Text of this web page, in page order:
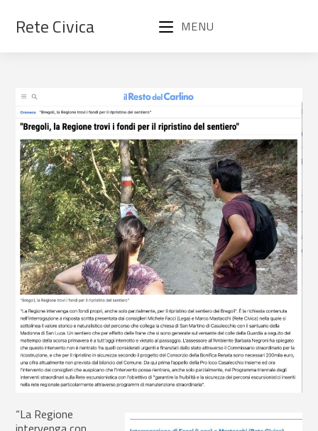
Rete Civica MENU
“La Regione